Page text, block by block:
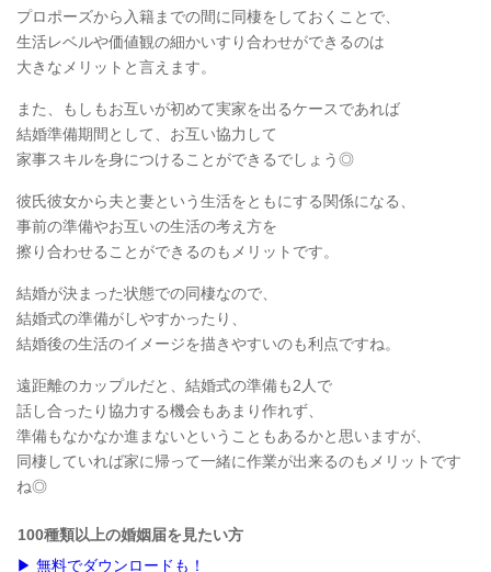
プロポーズから入籍までの間に同棲をしておくことで、
生活レベルや価値観の細かいすり合わせができるのは
大きなメリットと言えます。
また、もしもお互いが初めて実家を出るケースであれば
結婚準備期間として、お互い協力して
家事スキルを身につけることができるでしょう◎
彼氏彼女から夫と妻という生活をともにする関係になる、
事前の準備やお互いの生活の考え方を
擦り合わせることができるのもメリットです。
結婚が決まった状態での同棲なので、
結婚式の準備がしやすかったり、
結婚後の生活のイメージを描きやすいのも利点ですね。
遠距離のカップルだと、結婚式の準備も2人で
話し合ったり協力する機会もあまり作れず、
準備もなかなか進まないということもあるかと思いますが、
同棲していれば家に帰って一緒に作業が出来るのもメリットです
ね◎
100種類以上の婚姻届を見たい方
▶ 無料でダウンロードも！